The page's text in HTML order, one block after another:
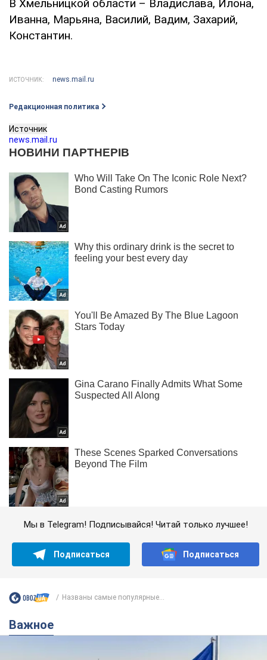
В Хмельницкой области – Владислава, Илона,
Иванна, Марьяна, Василий, Вадим, Захарий,
Константин.
ИСТОЧНИК: news.mail.ru
Редакционная политика
Источник
news.mail.ru
Мы в Telegram! Подписывайся! Читай только лучшее!
Подписаться Подписаться
Названы самые популярные...
Важное